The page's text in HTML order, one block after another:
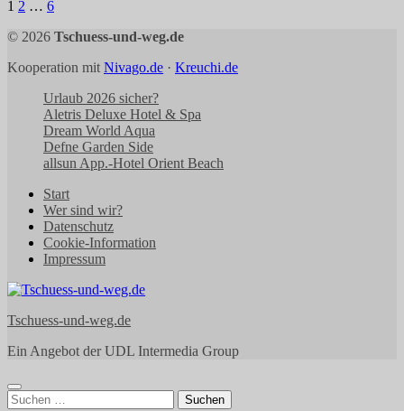
Seitennummerierung
der
Beiträge
1 2 … 6
© 2026 Tschuess-und-weg.de
Kooperation mitNivago.de · Kreuchi.de
Urlaub 2026 sicher?
Aletris Deluxe Hotel & Spa
Dream World Aqua
Defne Garden Side
allsun App.-Hotel Orient Beach
Start
Wer sind wir?
Datenschutz
Cookie-Information
Impressum
Tschuess-und-weg.de
Ein Angebot der UDL Intermedia Group
Suchen